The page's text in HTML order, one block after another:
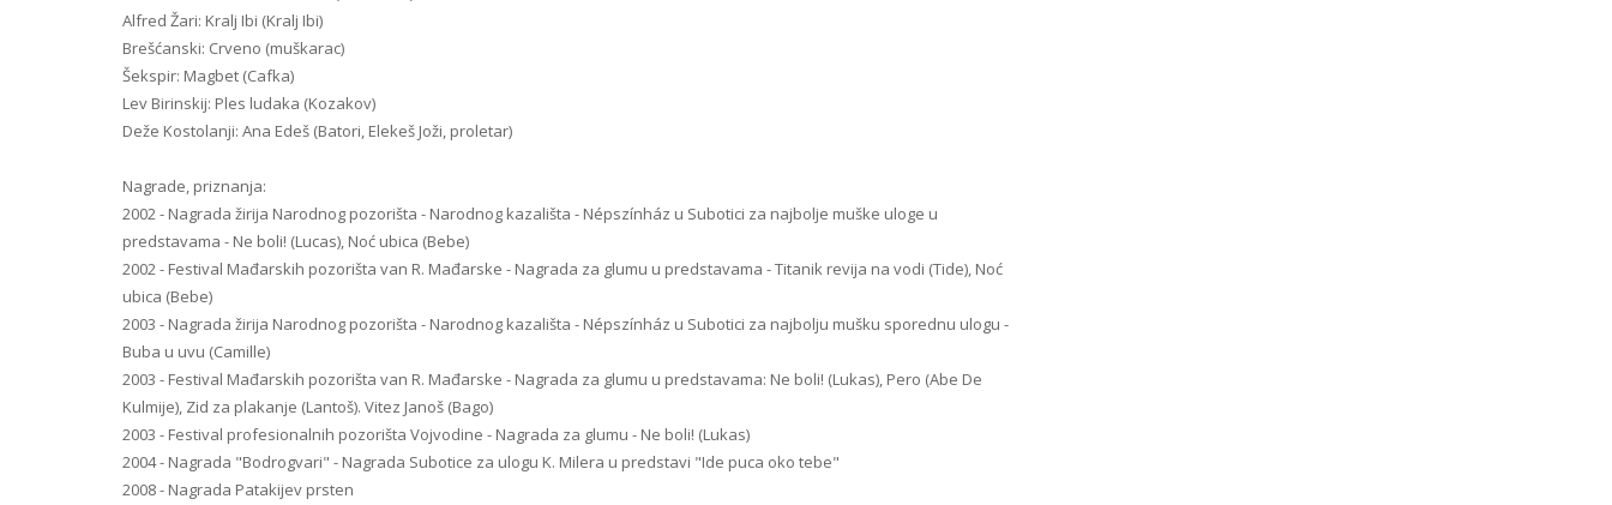
Alfred Žari: Kralj Ibi (Kralj Ibi)
Brešćanski: Crveno (muškarac)
Šekspir: Magbet (Cafka)
Lev Birinskij: Ples ludaka (Kozakov)
Deže Kostolanji: Ana Edeš (Batori, Elekeš Joži, proletar)
Nagrade, priznanja:
2002 - Nagrada žirija Narodnog pozorišta - Narodnog kazališta - Népszínház u Subotici za najbolje muške uloge u
predstavama - Ne boli! (Lucas), Noć ubica (Bebe)
2002 - Festival Mađarskih pozorišta van R. Mađarske - Nagrada za glumu u predstavama - Titanik revija na vodi (Tide), Noć
ubica (Bebe)
2003 - Nagrada žirija Narodnog pozorišta - Narodnog kazališta - Népszínház u Subotici za najbolju mušku sporednu ulogu -
Buba u uvu (Camille)
2003 - Festival Mađarskih pozorišta van R. Mađarske - Nagrada za glumu u predstavama: Ne boli! (Lukas), Pero (Abe De
Kulmije), Zid za plakanje (Lantoš). Vitez Janoš (Bago)
2003 - Festival profesionalnih pozorišta Vojvodine - Nagrada za glumu - Ne boli! (Lukas)
2004 - Nagrada "Bodrogvari" - Nagrada Subotice za ulogu K. Milera u predstavi "Ide puca oko tebe"
2008 - Nagrada Patakijev prsten